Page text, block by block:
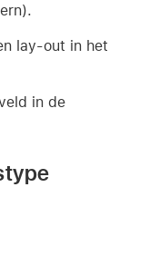
lay-out in het
in de